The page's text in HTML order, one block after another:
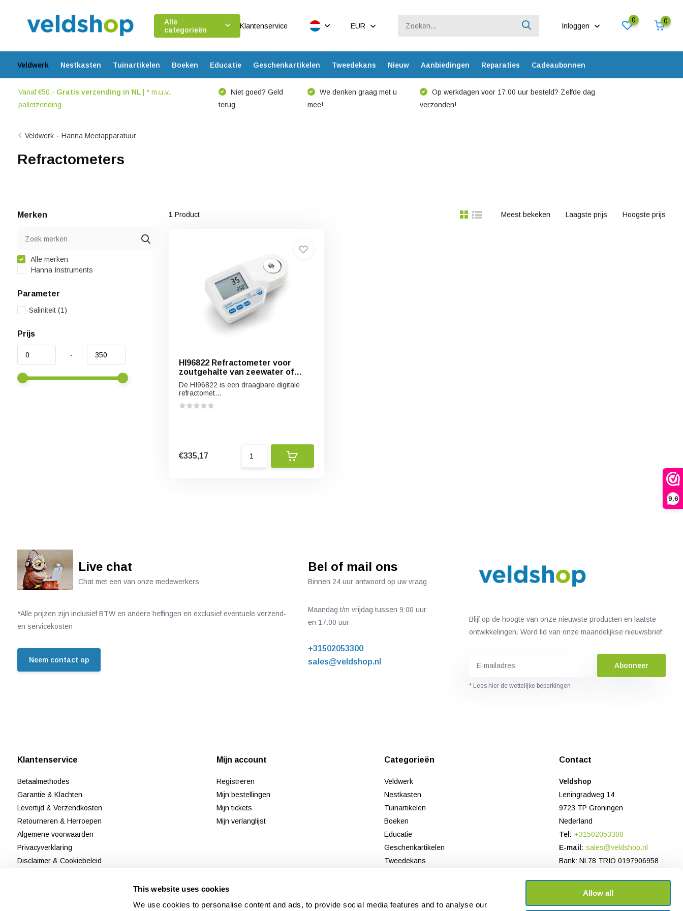
This website uses cookies
We use cookies to personalise content and ads, to provide social media features and to analyse our
Allow all
9,6
Alle
categorieën
Klantenservice EUR Inloggen
0 0
Veldwerk Nestkasten Tuinartikelen Boeken Educatie Geschenkartikelen Tweedekans Nieuw Aanbiedingen Reparaties Cadeaubonnen
Vanaf €50,- Gratis verzending in NL| * m.u.v.
palletzending
Niet goed? Geld
terug
We denken graag met u
mee!
Op werkdagen voor 17:00 uur besteld? Zelfde dag
verzonden!
Veldwerk - Hanna Meetapparatuur
Refractometers
Merken
Alle merken
Hanna Instruments
Parameter
Saliniteit (1)
Prijs
-
1 Product Meest bekeken Laagste prijs Hoogste prijs
HI96822 Refractometer voor
zoutgehalte van zeewater of
brakwater
De HI96822 is een draagbare digitale
refractomet...
€335,17
Live chat
Chat met een van onze medewerkers
*Alle prijzen zijn inclusief BTW en andere heffingen en exclusief eventuele verzend-
en servicekosten
Neem contact op
Bel of mail ons
Binnen 24 uur antwoord op uw vraag
Maandag t/m vrijdag tussen 9:00 uur
en 17:00 uur
+31502053300
sales@veldshop.nl
Blijf op de hoogte van onze nieuwste producten en laatste
ontwikkelingen. Word lid van onze maandelijkse nieuwsbrief:
Abonneer
* Lees hier de wettelijke beperkingen
Klantenservice
Betaalmethodes
Garantie & Klachten
Levertijd & Verzendkosten
Retourneren & Herroepen
Algemene voorwaarden
Privacyverklaring
Disclaimer & Cookiebeleid
Mijn account
Registreren
Mijn bestellingen
Mijn tickets
Mijn verlanglijst
Categorieën
Veldwerk
Nestkasten
Tuinartikelen
Boeken
Educatie
Geschenkartikelen
Tweedekans
Contact
Veldshop
Leningradweg 14
9723 TP Groningen
Nederland
Tel: +31502053300
E-mail: sales@veldshop.nl
Bank: NL78 TRIO 0197906958